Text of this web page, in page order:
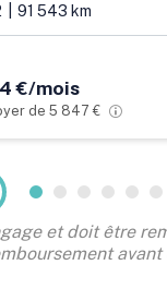
91 543 km
€/mois
de 5 847 €
et doit être
avant